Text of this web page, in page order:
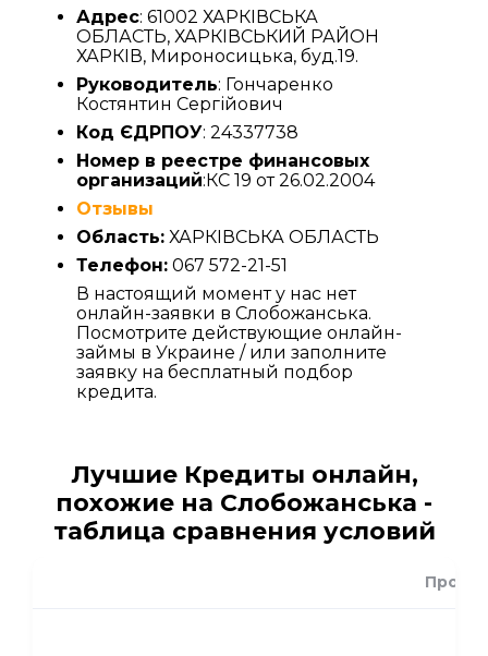
Адрес: 61002 ХАРКІВСЬКА
ОБЛАСТЬ, ХАРКІВСЬКИЙ РАЙОН
ХАРКІВ, Мироносицька, буд.19.
Руководитель: Гончаренко
Костянтин Сергійович
Код ЄДРПОУ: 24337738
Номер в реестре финансовых
организаций:КС 19 от 26.02.2004
Отзывы
Область: ХАРКІВСЬКА ОБЛАСТЬ
Телефон: 067 572-21-51
В настоящий момент у нас нет
онлайн-заявки в Слобожанська.
Посмотрите действующие онлайн-
займы в Украине / или заполните
заявку на бесплатный подбор
кредита.
Лучшие Кредиты онлайн,
похожие на Слобожанська -
таблица сравнения условий